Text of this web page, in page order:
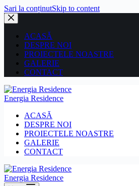
Sari la conținutSkip to content
ACASĂ
DESPRE NOI
PROIECTELE NOASTRE
GALERIE
CONTACT
Energia Residence
ACASĂ
DESPRE NOI
PROIECTELE NOASTRE
GALERIE
CONTACT
Energia Residence